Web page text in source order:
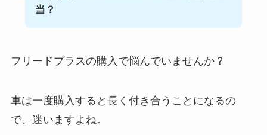
当？
フリードプラスの購入で悩んでいませんか？
車は一度購入すると長く付き合うことになるの
で、迷いますよね。